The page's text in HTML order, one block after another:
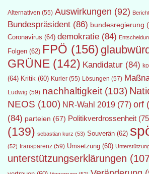
Alternativen (55) Auswirkungen (92)
Bundespräsident (86) bundesregierung
Coronavirus (64) demokratie (84)
Folgen (62) FPÖ (156)
GRÜNE (142) Kandidatur (84)
(64) Kritik (60) Kurier (55) Lösungen (57)
Ludwig (59) nachhaltigkeit (103)
NEOS (100) NR-Wahl 2019 (77) orf
(84) parteien (67) Politikverdrossenheit
(139) sebastian kurz (53) Souverän (62)
(52) transparenz (59) Umsetzung (60)
unterstützungserklärungen